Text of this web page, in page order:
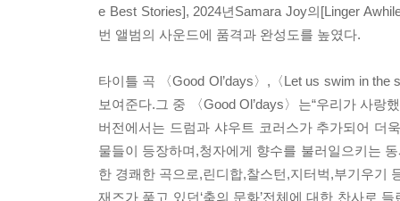
e Best Stories], 2024년Samara Joy의[Linger
번 앨범의 사운드에 품격과 완성도를 높였다.
타이틀 곡 〈Good Ol’days〉,〈Let us swim in
보여준다.그 중 〈Good Ol’days〉는“우리가 사
버전에서는 드럼과 샤우트 코러스가 추가되어 더
물들이 등장하며,청자에게 향수를 불러일으키는
한 경쾌한 곡으로,린디합,찰스턴,지터벅,부기우기
재즈가 품고 있던‘춤의 문화’전체에 대한 찬사로